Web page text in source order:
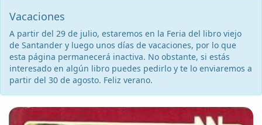
Vacaciones
A partir del 29 de julio, estaremos en la Feria del libro viejo
de Santander y luego unos días de vacaciones, por lo que
esta página permanecerá inactiva. No obstante, si estás
interesado en algún libro puedes pedirlo y te lo enviaremos a
partir del 30 de agosto. Feliz verano.